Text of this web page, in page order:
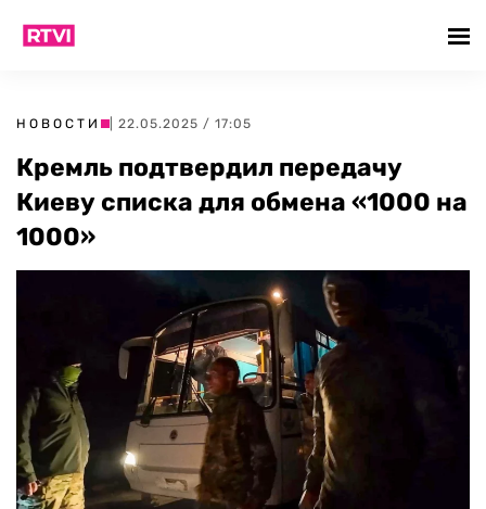
НОВОСТИ | 22.05.2025 / 17:05
Кремль подтвердил передачу
Киеву списка для обмена «1000 на
1000»